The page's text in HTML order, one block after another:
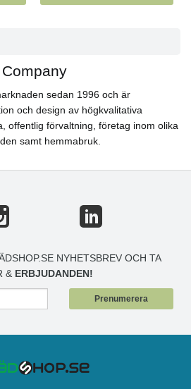
sedan 1996 och är
och design av högkvalitativa
offentlig förvaltning, företag inom olika
samt hemmabruk.
NYHETSBREV OCH TA
& ERBJUDANDEN!
Prenumerera